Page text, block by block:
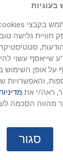
סגור
חוויית גלישה
סטטיסטיקה
שייאסף עשוי
ראה/י את
מהווה הסכמה